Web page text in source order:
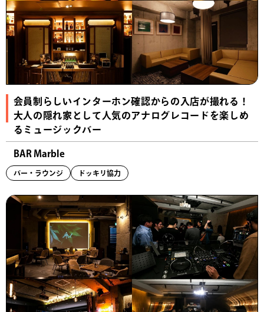
会員制らしいインターホン確認からの入店が撮れる！
大人の隠れ家として人気のアナログレコードを楽しめ
るミュージックバー
BAR Marble
バー・ラウンジ ドッキリ協力